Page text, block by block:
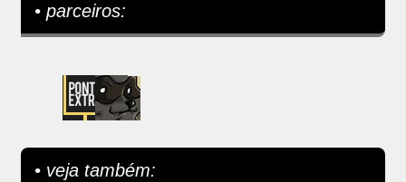
• parceiros:
• veja também: